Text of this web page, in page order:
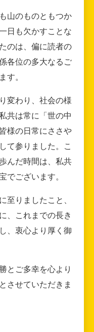
山のものともつか
日も欠かすことな
のは、偏に読者の
各位の多大なるご
す。
変わり、社会の様
共は常に「世の中
様の日常にささや
て参りました。こ
んだ時間は、私共
でございます。
至りましたこと、
、これまでの長き
、衷心より厚く御
とご多幸を心より
させていただきま